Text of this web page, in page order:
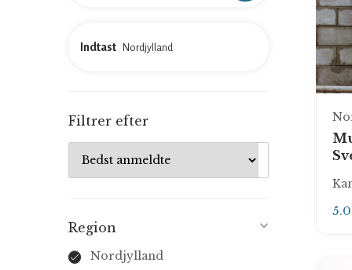
Indtast
Filtrer efter
Region
Nordjylland
5.0